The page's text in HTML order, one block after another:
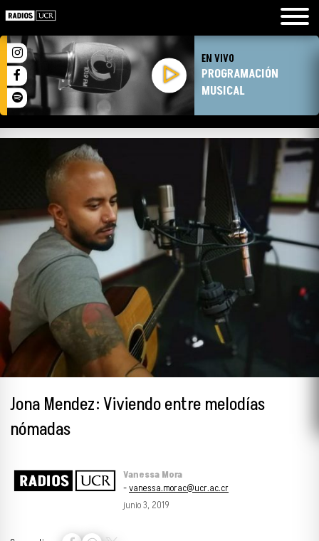
EN VIVO
PROGRAMACIÓN
MUSICAL
Jona Mendez: Viviendo entre melodías
nómadas
Vanessa Mora
-vanessa.morac@ucr.ac.cr
junio 3, 2019